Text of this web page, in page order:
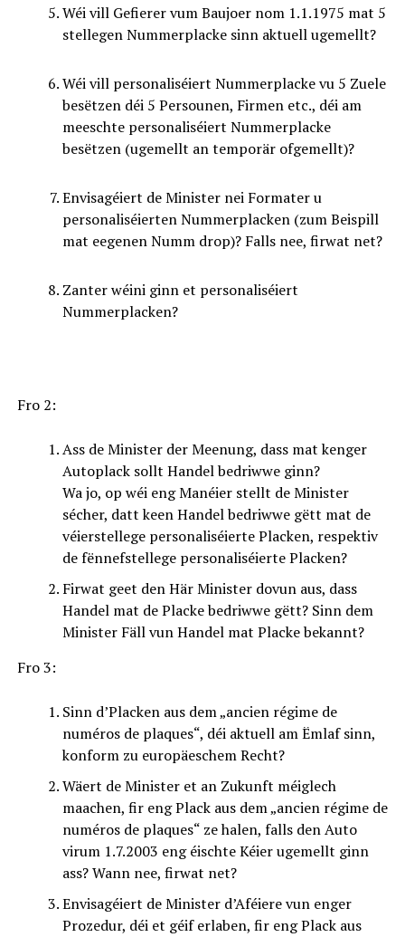
Wéi vill Gefierer vum Baujoer nom 1.1.1975 mat 5
stellegen Nummerplacke sinn aktuell ugemellt?
Wéi vill personaliséiert Nummerplacke vu 5 Zuele
besëtzen déi 5 Persounen, Firmen etc., déi am
meeschte personaliséiert Nummerplacke
besëtzen (ugemellt an temporär ofgemellt)?
Envisagéiert de Minister nei Formater u
personaliséierten Nummerplacken (zum Beispill
mat eegenen Numm drop)? Falls nee, firwat net?
Zanter wéini ginn et personaliséiert
Nummerplacken?
Fro 2:
Ass de Minister der Meenung, dass mat kenger
Autoplack sollt Handel bedriwwe ginn?
Wa jo, op wéi eng Manéier stellt de Minister
sécher, datt keen Handel bedriwwe gëtt mat de
véierstellege personaliséierte Placken, respektiv
de fënnefstellege personaliséierte Placken?
Firwat geet den Här Minister dovun aus, dass
Handel mat de Placke bedriwwe gëtt? Sinn dem
Minister Fäll vun Handel mat Placke bekannt?
Fro 3:
Sinn d’Placken aus dem „ancien régime de
numéros de plaques“, déi aktuell am Ëmlaf sinn,
konform zu europäeschem Recht?
Wäert de Minister et an Zukunft méiglech
maachen, fir eng Plack aus dem „ancien régime de
numéros de plaques“ ze halen, falls den Auto
virum 1.7.2003 eng éischte Kéier ugemellt ginn
ass? Wann nee, firwat net?
Envisagéiert de Minister d’Aféiere vun enger
Prozedur, déi et géif erlaben, fir eng Plack aus